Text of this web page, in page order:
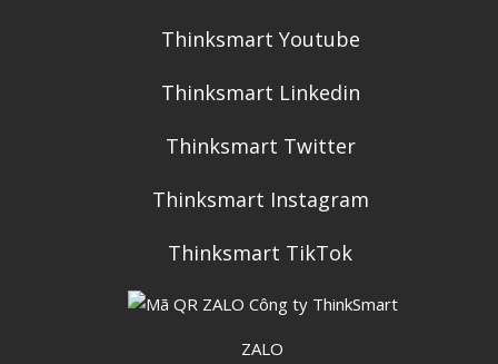
Thinksmart Youtube
Thinksmart Linkedin
Thinksmart Twitter
Thinksmart Instagram
Thinksmart TikTok
ZALO